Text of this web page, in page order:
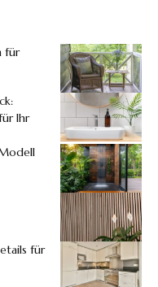
für
Ihr
für